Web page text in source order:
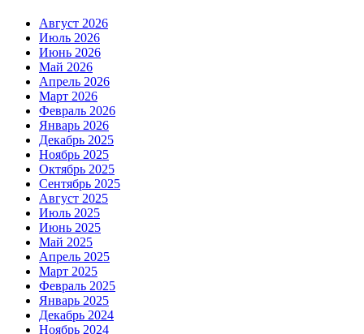
Август 2026
Июль 2026
Июнь 2026
Май 2026
Апрель 2026
Март 2026
Февраль 2026
Январь 2026
Декабрь 2025
Ноябрь 2025
Октябрь 2025
Сентябрь 2025
Август 2025
Июль 2025
Июнь 2025
Май 2025
Апрель 2025
Март 2025
Февраль 2025
Январь 2025
Декабрь 2024
Ноябрь 2024